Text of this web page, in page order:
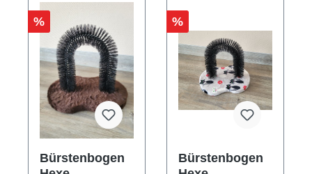
%
Bürstenbogen
%
Bürstenbogen